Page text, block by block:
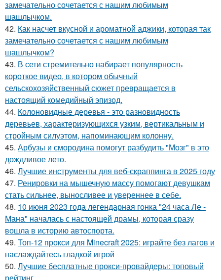
замечательно сочетается с нашим любимым
шашлычком.
42. Как насчет вкусной и ароматной аджики, которая так
замечательно сочетается с нашим любимым
шашлычком?
43. В сети стремительно набирает популярность
короткое видео, в котором обычный
сельскохозяйственный сюжет превращается в
настоящий комедийный эпизод.
44. Колоновидные деревья - это разновидность
деревьев, характеризующихся узким, вертикальным и
стройным силуэтом, напоминающим колонну.
45. Арбузы и смородина помогут разбудить "Мозг" в это
дождливое лето.
46. Лучшие инструменты для веб-скраппинга в 2025 году
47. Ренировки на мышечную массу помогают девушкам
стать сильнее, выносливее и увереннее в себе.
48. 10 июня 2023 года легендарная гонка "24 часа Ле -
Мана" началась с настоящей драмы, которая сразу
вошла в историю автоспорта.
49. Топ-12 прокси для Minecraft 2025: играйте без лагов и
наслаждайтесь гладкой игрой
50. Лучшие бесплатные прокси-провайдеры: топовый
рейтинг